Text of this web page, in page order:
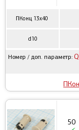
ПКонц 13x40
d10
Номер / доп. параметр:
50